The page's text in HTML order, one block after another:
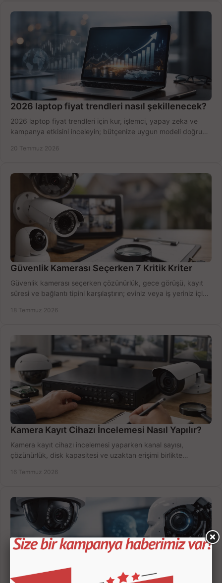
2026 laptop fiyat trendleri nasıl şekillenecek?
2026 laptop fiyat trendleri için kur, işlemci, yapay zeka ve
kampanya etkisini inceleyin; bütçenize uygun modeli doğru
20 Temmuz 2026
Güvenlik Kamerası Seçerken 7 Kritik Kriter
Güvenlik kamerası seçerken çözünürlük, gece görüşü, kayıt
süresi ve bağlantı tipini karşılaştırın; eviniz veya iş yeriniz için
18 Temmuz 2026
Kamera Kayıt Cihazı İncelemesi Nasıl Yapılır?
Kamera kayıt cihazı incelemesi yaparken kanal sayısı,
çözünürlük, disk kapasitesi ve uzaktan erişimi birlikte
16 Temmuz 2026